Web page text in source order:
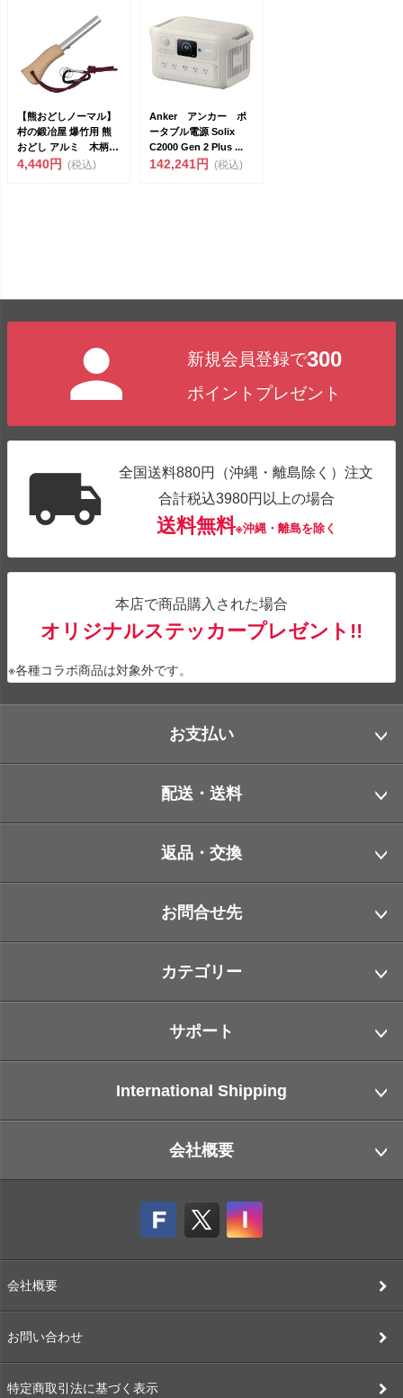
【熊おどしノーマル】
村の鍛冶屋 爆竹用 熊
おどし アルミ 木柄
カラビナ付 MK-0...
4,440円 (税込)
Anker アンカー ポ
ータブル電源 Solix
C2000 Gen 2 Plus ...
142,241円 (税込)
新規会員登録で300
ポイントプレゼント
全国送料880円（沖縄・離島除く）注文
合計税込3980円以上の場合
送料無料※沖縄・離島を除く
本店で商品購入された場合
オリジナルステッカープレゼント!!
※各種コラボ商品は対象外です。
お支払い
配送・送料
返品・交換
お問合せ先
カテゴリー
サポート
International Shipping
会社概要
会社概要
お問い合わせ
特定商取引法に基づく表示